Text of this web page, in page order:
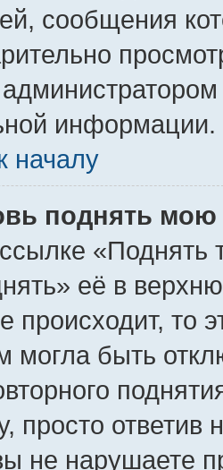
сообщения
информации.
началу
поднять мою
«Поднять
её в
происходит, то
могла быть
просто ответив
не нарушаете